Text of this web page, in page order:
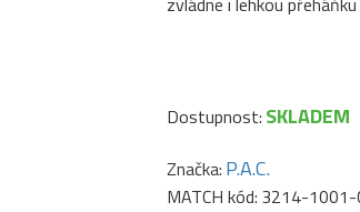
Dostupnost: SKLADEM
Značka: P.A.C.
MATCH kód: 3214-